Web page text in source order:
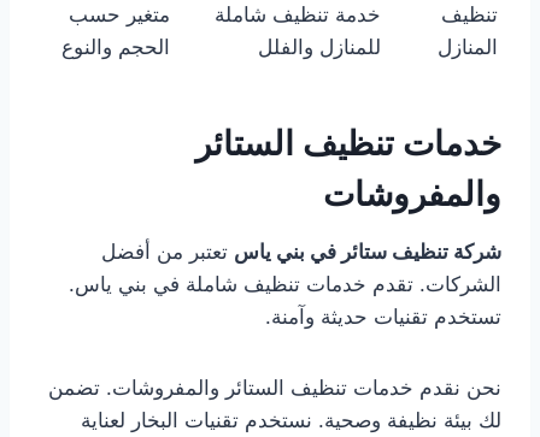
تنظيف
المنازل
خدمة تنظيف شاملة
للمنازل والفلل
متغير حسب
الحجم والنوع
خدمات تنظيف الستائر
والمفروشات
شركة تنظيف ستائر في بني ياس تعتبر من أفضل
الشركات. تقدم خدمات تنظيف شاملة في بني ياس.
تستخدم تقنيات حديثة وآمنة.
نحن نقدم خدمات تنظيف الستائر والمفروشات. تضمن
لك بيئة نظيفة وصحية. نستخدم تقنيات البخار لعناية